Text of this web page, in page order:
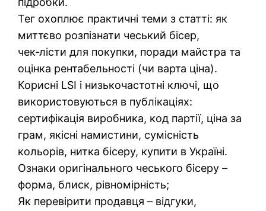
Тег охоплює практичні теми з статті: як
миттєво розпізнати чеський бісер,
чек‑лісти для покупки, поради майстра та
оцінка рентабельності (чи варта ціна).
Корисні LSI і низькочастотні ключі, що
використовуються в публікаціях:
сертифікація виробника, код партії, ціна за
грам, якісні намистини, сумісність
кольорів, нитка бісеру, купити в Україні.
Ознаки оригінального чеського бісеру –
форма, блиск, рівномірність;
Як перевірити продавця – відгуки,